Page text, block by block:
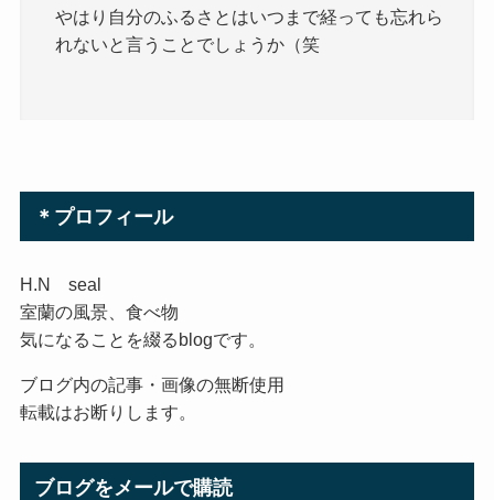
やはり自分のふるさとはいつまで経っても忘れら
れないと言うことでしょうか（笑
＊プロフィール
H.N seal
室蘭の風景、食べ物
気になることを綴るblogです。
ブログ内の記事・画像の無断使用
転載はお断りします。
ブログをメールで購読